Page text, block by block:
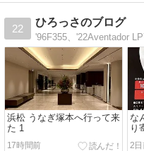
22
ひろっさのブログ
浜松 うなぎ塚本へ行って来
た 1
17時間前
な
り
2